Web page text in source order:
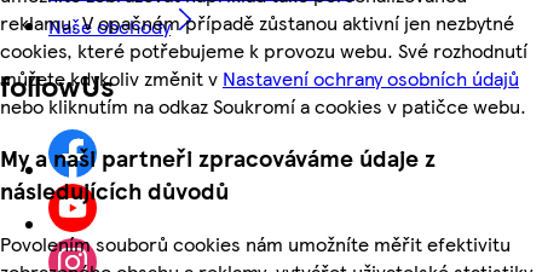
reklamu. V opačném případě zůstanou aktivní jen nezbytné
cookies, které potřebujeme k provozu webu. Své rozhodnutí
můžete kdykoliv změnit v Nastavení ochrany osobních údajů
nebo kliknutím na odkaz Soukromí a cookies v patičce webu.
My a naši partneři zpracováváme údaje z
následujících důvodů
Povolením souborů cookies nám umožníte měřit efektivitu
Naše obchody
followUs